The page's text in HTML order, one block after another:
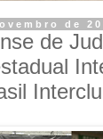
de
de